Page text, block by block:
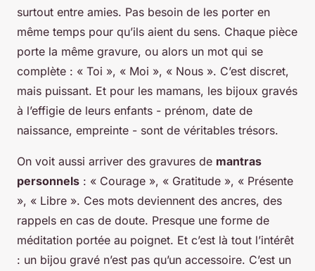
surtout entre amies. Pas besoin de les porter en
même temps pour qu’ils aient du sens. Chaque pièce
porte la même gravure, ou alors un mot qui se
complète : « Toi », « Moi », « Nous ». C’est discret,
mais puissant. Et pour les mamans, les bijoux gravés
à l’effigie de leurs enfants - prénom, date de
naissance, empreinte - sont de véritables trésors.
On voit aussi arriver des gravures de mantras
personnels : « Courage », « Gratitude », « Présente
», « Libre ». Ces mots deviennent des ancres, des
rappels en cas de doute. Presque une forme de
méditation portée au poignet. Et c’est là tout l’intérêt
: un bijou gravé n’est pas qu’un accessoire. C’est un